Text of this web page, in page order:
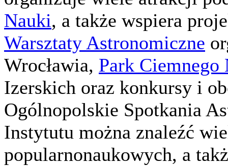
Nauki, a także wspiera
Warsztaty Astronomiczne
Wrocławia, Park Ciemnego
Izerskich oraz konkursy i
Ogólnopolskie Spotkania
Instytutu można znaleźć
popularnonaukowych, a